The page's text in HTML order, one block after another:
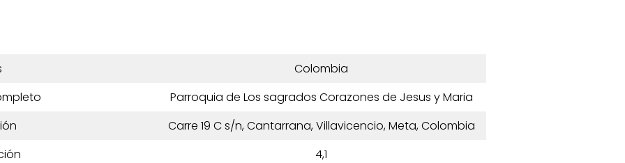
Colombia
Parroquia de Los sagrados Corazones de Jesus y Maria
Carre 19 C s/n, Cantarrana, Villavicencio, Meta, Colombia
4,1